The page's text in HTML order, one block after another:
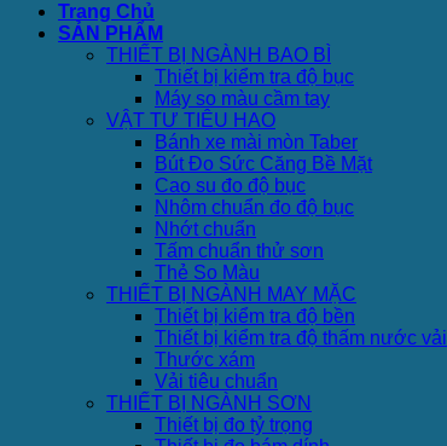
Trang Chủ
SẢN PHẨM
THIẾT BỊ NGÀNH BAO BÌ
Thiết bị kiểm tra độ bục
Máy so màu cầm tay
VẬT TƯ TIÊU HAO
Bánh xe mài mòn Taber
Bút Đo Sức Căng Bề Mặt
Cao su đo độ bục
Nhôm chuẩn đo độ bục
Nhớt chuẩn
Tấm chuẩn thử sơn
Thẻ So Màu
THIẾT BỊ NGÀNH MAY MẶC
Thiết bị kiểm tra độ bền
Thiết bị kiểm tra độ thấm nước vải
Thước xám
Vải tiêu chuẩn
THIẾT BỊ NGÀNH SƠN
Thiết bị đo tỷ trọng